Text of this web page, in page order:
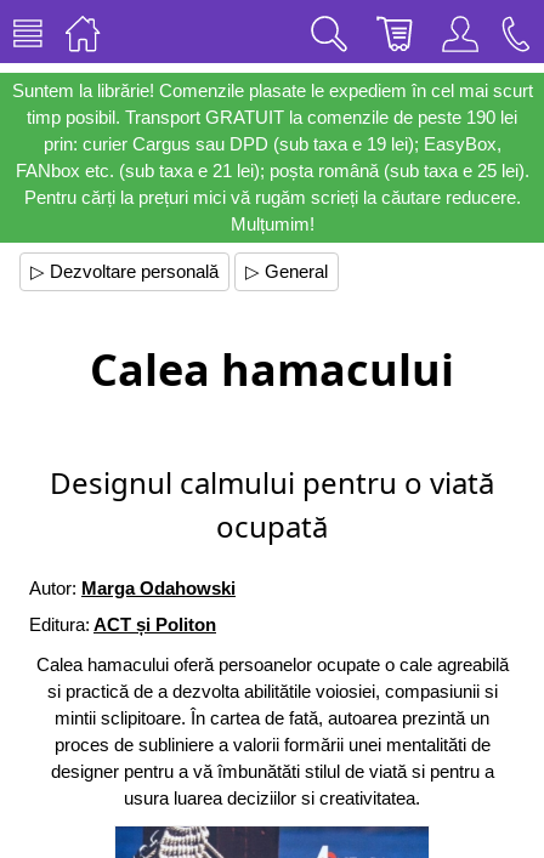
Suntem la librărie! Comenzile plasate le expediem în cel mai scurt
timp posibil. Transport GRATUIT la comenzile de peste 190 lei
prin: curier Cargus sau DPD (sub taxa e 19 lei); EasyBox,
FANbox etc. (sub taxa e 21 lei); poșta română (sub taxa e 25 lei).
Pentru cărți la prețuri mici vă rugăm scrieți la căutare reducere.
Mulțumim!
▷ Dezvoltare personală ▷ General
Calea hamacului
Designul calmului pentru o viată
ocupată
Autor: Marga Odahowski
Editura: ACT și Politon
Calea hamacului oferă persoanelor ocupate o cale agreabilă
si practică de a dezvolta abilitătile voiosiei, compasiunii si
mintii sclipitoare. În cartea de fată, autoarea prezintă un
proces de subliniere a valorii formării unei mentalităti de
designer pentru a vă îmbunătăti stilul de viată si pentru a
usura luarea deciziilor si creativitatea.